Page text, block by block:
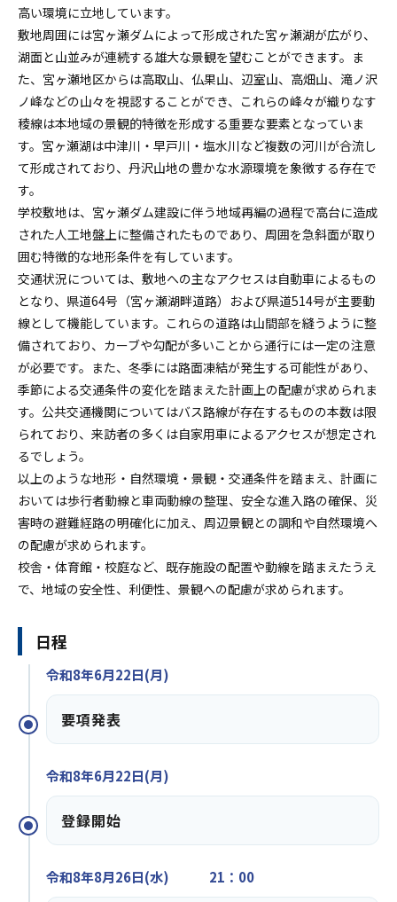
高い環境に立地しています。
敷地周囲には宮ヶ瀬ダムによって形成された宮ヶ瀬湖が広がり、
湖面と山並みが連続する雄大な景観を望むことができます。ま
た、宮ヶ瀬地区からは高取山、仏果山、辺室山、高畑山、滝ノ沢
ノ峰などの山々を視認することができ、これらの峰々が織りなす
稜線は本地域の景観的特徴を形成する重要な要素となっていま
す。宮ヶ瀬湖は中津川・早戸川・塩水川など複数の河川が合流し
て形成されており、丹沢山地の豊かな水源環境を象徴する存在で
す。
学校敷地は、宮ヶ瀬ダム建設に伴う地域再編の過程で高台に造成
された人工地盤上に整備されたものであり、周囲を急斜面が取り
囲む特徴的な地形条件を有しています。
交通状況については、敷地への主なアクセスは自動車によるもの
となり、県道64号（宮ヶ瀬湖畔道路）および県道514号が主要動
線として機能しています。これらの道路は山間部を縫うように整
備されており、カーブや勾配が多いことから通行には一定の注意
が必要です。また、冬季には路面凍結が発生する可能性があり、
季節による交通条件の変化を踏まえた計画上の配慮が求められま
す。公共交通機関についてはバス路線が存在するものの本数は限
られており、来訪者の多くは自家用車によるアクセスが想定され
るでしょう。
以上のような地形・自然環境・景観・交通条件を踏まえ、計画に
おいては歩行者動線と車両動線の整理、安全な進入路の確保、災
害時の避難経路の明確化に加え、周辺景観との調和や自然環境へ
の配慮が求められます。
校舎・体育館・校庭など、既存施設の配置や動線を踏まえたうえ
で、地域の安全性、利便性、景観への配慮が求められます。
日程
令和8年6月22日(月)
要項発表
令和8年6月22日(月)
登録開始
令和8年8月26日(水) 21：00